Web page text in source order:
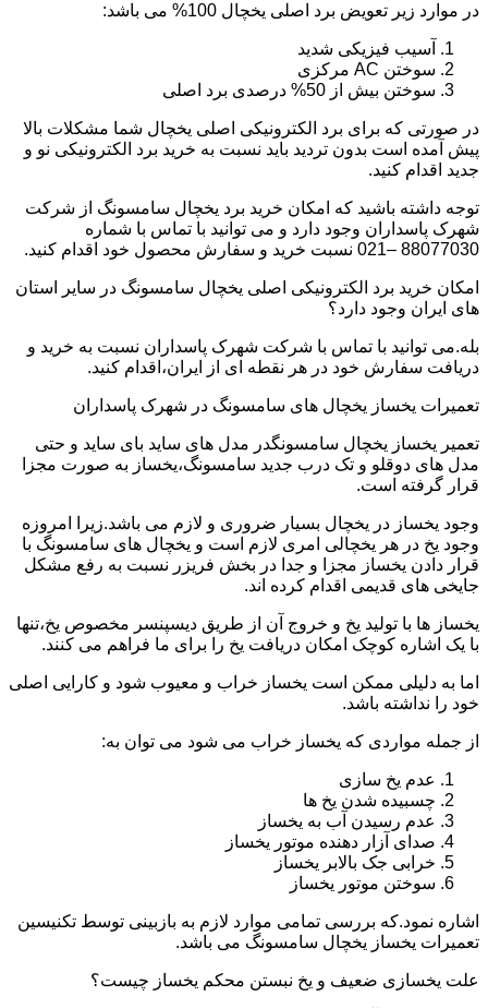
در موارد زیر تعویض برد اصلی یخچال 100% می باشد:
آسیب فیزیکی شدید
سوختن AC مرکزی
سوختن بیش از 50% درصدی برد اصلی
در صورتی که برای برد الکترونیکی اصلی یخچال شما مشکلات بالا
پیش آمده است بدون تردید باید نسبت به خرید برد الکترونیکی نو و
جدید اقدام کنید.
توجه داشته باشید که امکان خرید برد یخچال سامسونگ از شرکت
شهرک پاسداران وجود دارد و می توانید با تماس با شماره
88077030 –021 نسبت خرید و سفارش محصول خود اقدام کنید.
امکان خرید برد الکترونیکی اصلی یخچال سامسونگ در سایر استان
های ایران وجود دارد؟
بله.می توانید با تماس با شرکت شهرک پاسداران نسبت به خرید و
دریافت سفارش خود در هر نقطه ای از ایران،اقدام کنید.
تعمیرات یخساز یخچال های سامسونگ در شهرک پاسداران
تعمیر یخساز یخچال سامسونگدر مدل های ساید بای ساید و حتی
مدل های دوقلو و تک درب جدید سامسونگ،یخساز به صورت مجزا
قرار گرفته است.
وجود یخساز در یخچال بسیار ضروری و لازم می باشد.زیرا امروزه
وجود یخ در هر یخچالی امری لازم است و یخچال های سامسونگ با
قرار دادن یخساز مجزا و جدا در بخش فریزر نسبت به رفع مشکل
جایخی های قدیمی اقدام کرده اند.
یخساز ها با تولید یخ و خروج آن از طریق دیسپنسر مخصوص یخ،تنها
با یک اشاره کوچک امکان دریافت یخ را برای ما فراهم می کنند.
اما به دلیلی ممکن است یخساز خراب و معیوب شود و کارایی اصلی
خود را نداشته باشد.
از جمله مواردی که یخساز خراب می شود می توان به:
عدم یخ سازی
چسبیده شدن یخ ها
عدم رسیدن آب به یخساز
صدای آزار دهنده موتور یخساز
خرابی جک بالابر یخساز
سوختن موتور یخساز
اشاره نمود.که بررسی تمامی موارد لازم به بازبینی توسط تکنیسین
تعمیرات یخساز یخچال سامسونگ می باشد.
علت یخسازی ضعیف و یخ نبستن محکم یخساز چیست؟